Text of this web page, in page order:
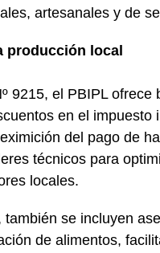
artesanales y de
producción local
9215, el PBIPL
en el impuesto
del pago de
técnicos para
locales.
se incluyen
de alimentos,